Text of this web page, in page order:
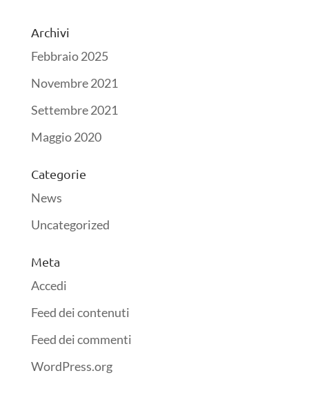
Archivi
Febbraio 2025
Novembre 2021
Settembre 2021
Maggio 2020
Categorie
News
Uncategorized
Meta
Accedi
Feed dei contenuti
Feed dei commenti
WordPress.org